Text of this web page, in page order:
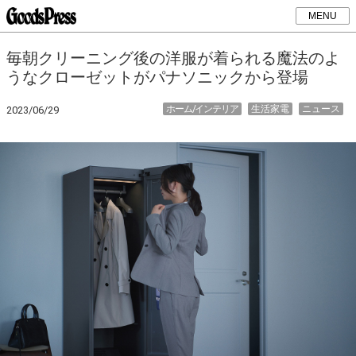
MENU
毎朝クリーニング後の洋服が着られる魔法のよ
うなクローゼットがパナソニックから登場
2023/06/29 ニュース
生活家電
ホーム/インテリア